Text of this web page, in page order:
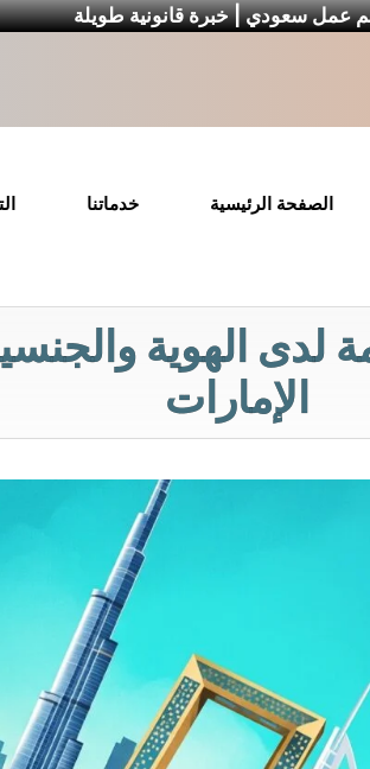
عمل سعودي | خبرة قانونية طويلة
الصفحة الرئيسية خدماتنا
لدى الهوية
الإمارات